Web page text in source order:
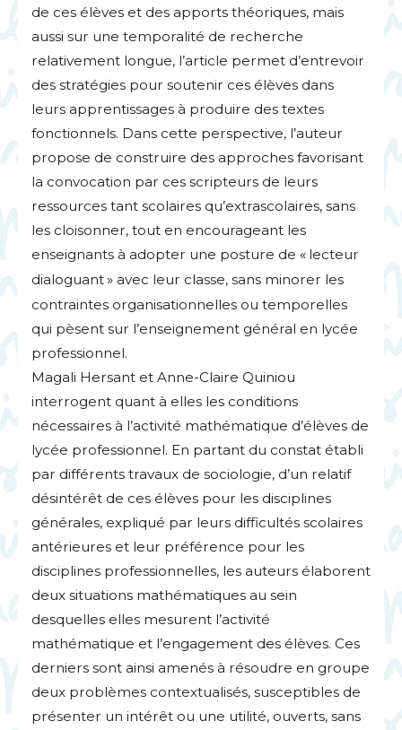
de ces élèves et des apports théoriques, mais
aussi sur une temporalité de recherche
relativement longue, l’article permet d’entrevoir
des stratégies pour soutenir ces élèves dans
leurs apprentissages à produire des textes
fonctionnels. Dans cette perspective, l’auteur
propose de construire des approches favorisant
la convocation par ces scripteurs de leurs
ressources tant scolaires qu’extrascolaires, sans
les cloisonner, tout en encourageant les
enseignants à adopter une posture de « lecteur
dialoguant» avec leur classe, sans minorer les
contraintes organisationnelles ou temporelles
qui pèsent sur l’enseignement général en lycée
professionnel.
Magali Hersant et Anne-Claire Quiniou
interrogent quant à elles les conditions
nécessaires à l’activité mathématique d’élèves de
lycée professionnel. En partant du constat établi
par différents travaux de sociologie, d’un relatif
désintérêt de ces élèves pour les disciplines
générales, expliqué par leurs difficultés scolaires
antérieures et leur préférence pour les
disciplines professionnelles, les auteurs élaborent
deux situations mathématiques au sein
desquelles elles mesurent l’activité
mathématique et l’engagement des élèves. Ces
derniers sont ainsi amenés à résoudre en groupe
deux problèmes contextualisés, susceptibles de
présenter un intérêt ou une utilité, ouverts, sans